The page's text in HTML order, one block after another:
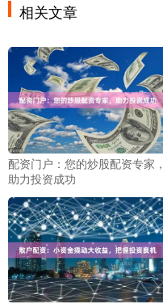
相关文章
配资门户：您的炒股配资专家，
助力投资成功